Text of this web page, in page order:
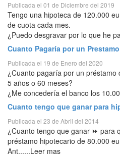
Publicada el 01 de Diciembre del 2019
Tengo una hipoteca de 120.000
de cuota cada mes.
¿Puedo desgravar por lo que he
Cuanto Pagaría por un
Publicada el 19 de Enero del 2020
¿Cuanto pagaría por un
5 años o 60 meses?
¿Me concedería el banco los
Cuanto tengo que ganar para
Publicada el 23 de Abril del 2014
¿Cuanto tengo que ganar ⏩ para
préstamo hipotecario de 80.000
Ant......Leer mas